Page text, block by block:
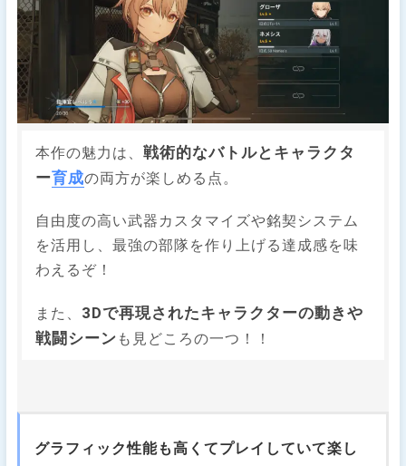
本作の魅力は、戦術的なバトルとキャラクタ
ー育成の両方が楽しめる点。
自由度の高い武器カスタマイズや銘契システム
を活用し、最強の部隊を作り上げる達成感を味
わえるぞ！
また、 3Dで再現されたキャラクターの動きや
戦闘シーン も見どころの一つ！！
グラフィック性能も高くてプレイしていて楽し